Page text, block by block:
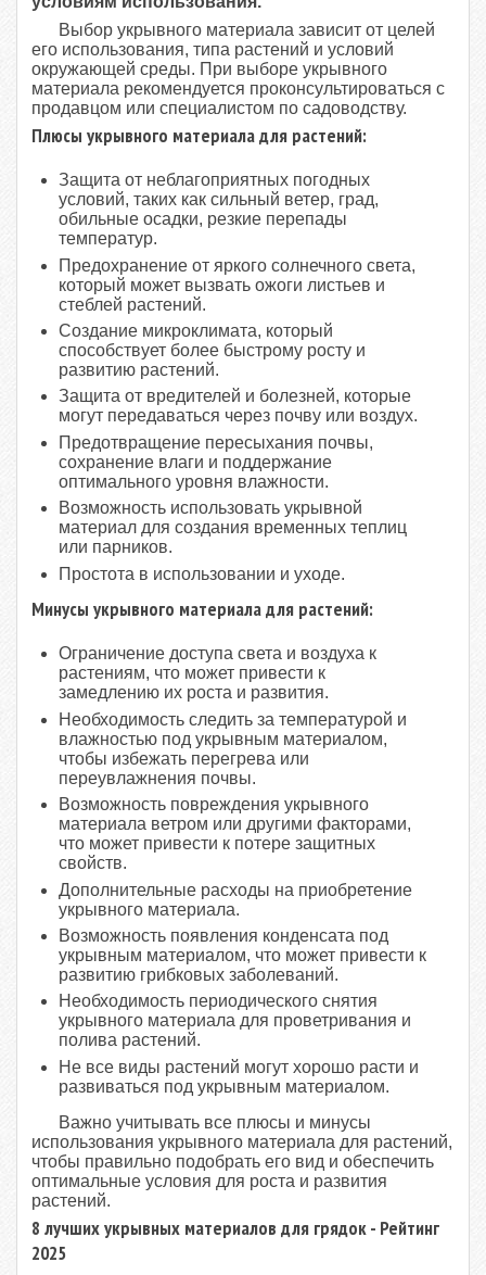
Выбор укрывного материала зависит от целей
его использования, типа растений и условий
окружающей среды. При выборе укрывного
материала рекомендуется проконсультироваться с
продавцом или специалистом по садоводству.
Плюсы укрывного материала для растений:
Защита от неблагоприятных погодных
условий, таких как сильный ветер, град,
обильные осадки, резкие перепады
температур.
Предохранение от яркого солнечного света,
который может вызвать ожоги листьев и
стеблей растений.
Создание микроклимата, который
способствует более быстрому росту и
развитию растений.
Защита от вредителей и болезней, которые
могут передаваться через почву или воздух.
Предотвращение пересыхания почвы,
сохранение влаги и поддержание
оптимального уровня влажности.
Возможность использовать укрывной
материал для создания временных теплиц
или парников.
Простота в использовании и уходе.
Минусы укрывного материала для растений:
Ограничение доступа света и воздуха к
растениям, что может привести к
замедлению их роста и развития.
Необходимость следить за температурой и
влажностью под укрывным материалом,
чтобы избежать перегрева или
переувлажнения почвы.
Возможность повреждения укрывного
материала ветром или другими факторами,
что может привести к потере защитных
свойств.
Дополнительные расходы на приобретение
укрывного материала.
Возможность появления конденсата под
укрывным материалом, что может привести к
развитию грибковых заболеваний.
Необходимость периодического снятия
укрывного материала для проветривания и
полива растений.
Не все виды растений могут хорошо расти и
развиваться под укрывным материалом.
Важно учитывать все плюсы и минусы
использования укрывного материала для растений,
чтобы правильно подобрать его вид и обеспечить
оптимальные условия для роста и развития
растений.
8 лучших укрывных материалов для грядок - Рейтинг
2025